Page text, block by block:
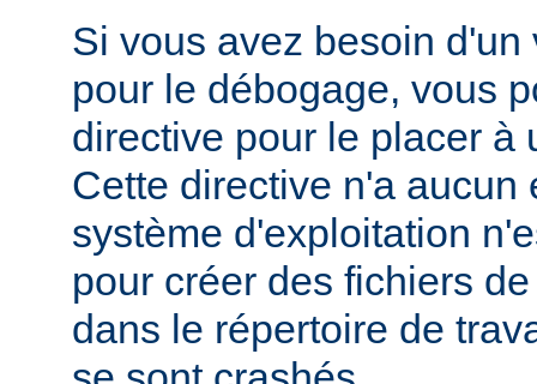
Si vous avez besoin
pour le débogage, vous
directive pour le placer à
Cette directive n'a aucun
système d'exploitation
pour créer des fichiers
dans le répertoire de